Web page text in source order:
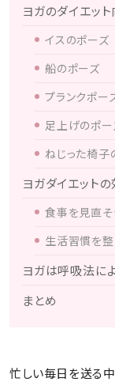
ヨガのダイエッ
イスのポーズ
船のポーズ
プランクポー
足上げのポー
ねじった椅子
ヨガダイエット
食事を見直そ
生活習慣を整
ヨガは呼吸法に
まとめ
忙しい毎日を送る